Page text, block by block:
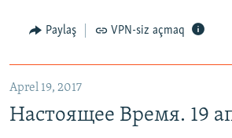
Paylaş VPN-siz açmaq
Aprel 19, 2017
Настоящее Время. 19